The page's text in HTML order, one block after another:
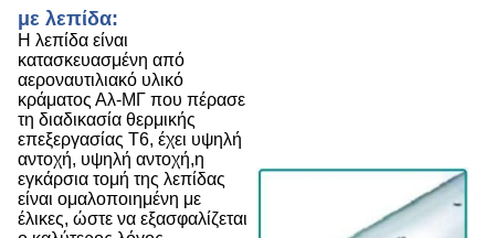
με λεπίδα:
Η λεπίδα είναι
κατασκευασμένη από
αεροναυτιλιακό υλικό
κράματος Αλ-ΜΓ που πέρασε
τη διαδικασία θερμικής
επεξεργασίας Τ6, έχει υψηλή
αντοχή, υψηλή αντοχή,η
εγκάρσια τομή της λεπίδας
είναι ομαλοποιημένη με
έλικες, ώστε να εξασφαλίζεται